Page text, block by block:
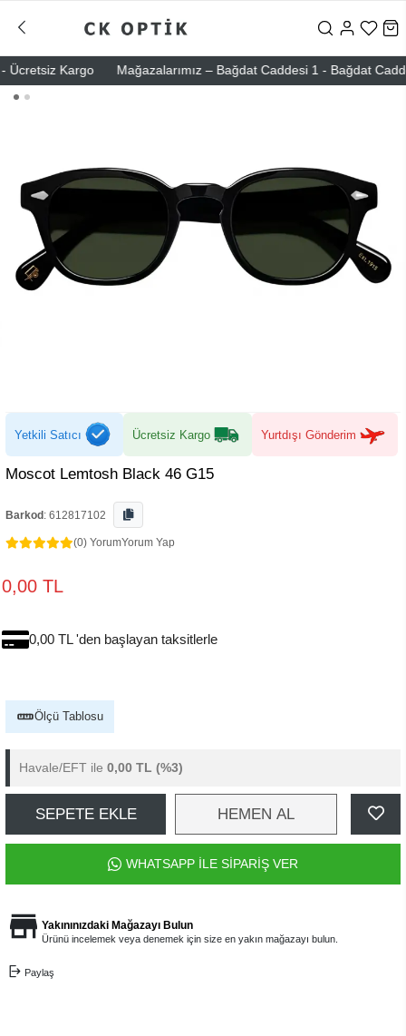
Kargo Mağazalarımız – Bağdat Caddesi 1 - Bağdat
Yetkili Satıcı Ücretsiz Kargo Yurtdışı Gönderim
Moscot Lemtosh Black 46 G15
Barkod : 612817102
(0) YorumYorum Yap
0,00 TL
0,00 TL 'den başlayan taksitlerle
Ölçü Tablosu
Havale/EFT ile 0,00 TL (%3)
SEPETE EKLE HEMEN AL
WHATSAPP İLE SİPARİŞ VER
Yakınınızdaki Mağazayı Bulun
Ürünü incelemek veya denemek için size en yakın mağazayı bulun.
Paylaş